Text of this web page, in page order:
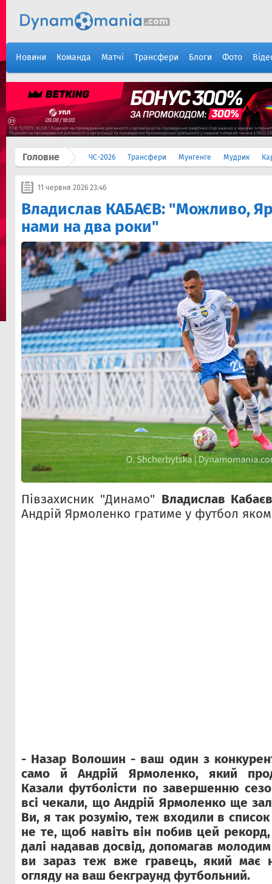
Новини Команда Матчі Трансфери Блоги Фото
Головне ЧС-2026 Трансфери Мунгенге Мудрик
11 червня 2026 23:46
Владислав КАБАЄВ: "Можливо,
нами на два роки"
Півзахисник "Динамо" Владислав
Андрій Ярмоленко гратиме у футбол
- Назар Волошин - ваш один з
само й Андрій Ярмоленко, який
Казали футболісти по завершенню
всі чекали, що Андрій Ярмоленко ще
Ви, я так розумію, теж входили в
не те, щоб навіть він побив цей
далі надавав досвід, допомагав
ви зараз теж вже гравець, який має
огляду на ваш бекграунд футбольний.